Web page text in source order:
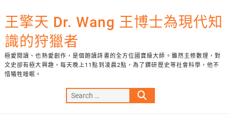
to
content
王擎天 Dr. Wang 王博士為現代知
識的狩獵者
極愛閱讀、也熱愛創作，是個飽讀詩書的全方位國寶級大師。雖然主修數理，對
文史卻有極大興趣，每天晚上11點到凌晨2點，為了鑽研歷史等社會科學，他不
惜犧牲睡眠。
Search
…